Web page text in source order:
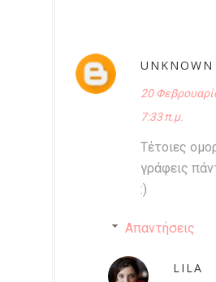
UNKNOWN
20
7:33 π.μ.
Τέτοιες
γράφεις
:)
Απαντήσεις
LILA